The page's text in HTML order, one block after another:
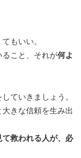
もいい。
こと、それが何よ
ていきましょう。
きな信頼を生み出
救われる人が、必